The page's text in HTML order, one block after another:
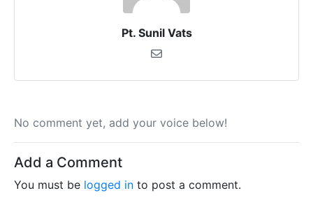
Pt. Sunil Vats
No comment yet, add your voice below!
Add a Comment
You must be logged in to post a comment.